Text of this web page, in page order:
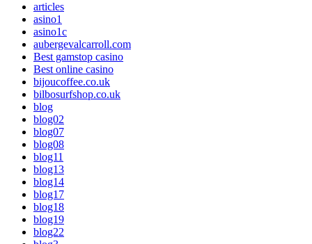
articles
asino1
asino1c
aubergevalcarroll.com
Best gamstop casino
Best online casino
bijoucoffee.co.uk
bilbosurfshop.co.uk
blog
blog02
blog07
blog08
blog11
blog13
blog14
blog17
blog18
blog19
blog22